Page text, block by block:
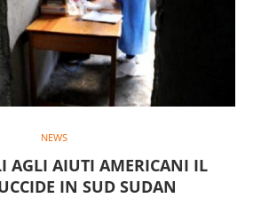
NEWS
AGLI AIUTI AMERICANI IL
IN SUD SUDAN